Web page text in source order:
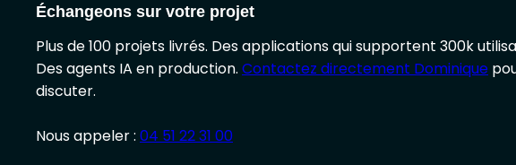
Échangeons sur votre projet
Plus de 100 projets livrés. Des applications qui supportent 300k
Des agents IA en production. Contactez directement Dominique
discuter.
Nous appeler : 04 51 22 31 00